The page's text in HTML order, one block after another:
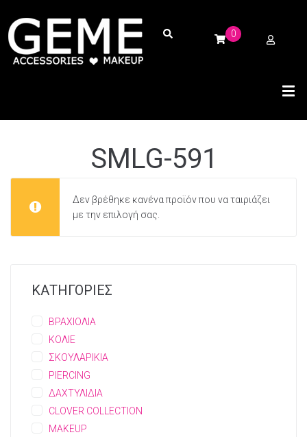
0
SMLG-591
Δεν βρέθηκε κανένα προϊόν που να ταιριάζει
με την επιλογή σας.
ΚΑΤΗΓΟΡΙΕΣ
ΒΡΑΧΙΟΛΙΑ
ΚΟΛΙΕ
ΣΚΟΥΛΑΡΙΚΙΑ
PIERCING
ΔΑΧΤΥΛΙΔΙΑ
CLOVER COLLECTION
MAKEUP